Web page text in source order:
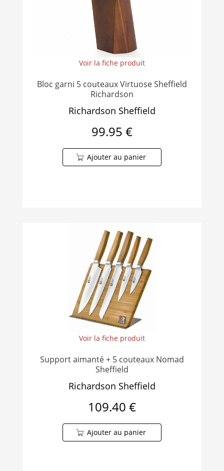
Voir la fiche produit
Bloc garni 5 couteaux Virtuose Sheffield
Richardson
Richardson Sheffield
99.95 €
Ajouter au panier
Voir la fiche produit
Support aimanté + 5 couteaux Nomad
Sheffield
Richardson Sheffield
109.40 €
Ajouter au panier